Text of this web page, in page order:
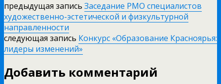
предыдущая запись Заседание РМО специалистов
художественно-эстетической и физкультурной
направленности
следующая запись Конкурс «Образование Красноярья:
лидеры изменений»
Добавить комментарий